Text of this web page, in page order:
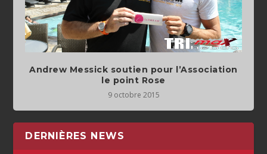
Andrew Messick soutien pour l’Association
le point Rose
9 octobre 2015
DERNIÈRES NEWS